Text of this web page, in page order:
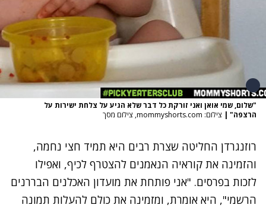
"שלום, שמי אואן ואני זורקת כל דבר שלא הגיע על צלחת ישירות על
הרצפה" | צילום: mommyshorts.com, צילום מסך
רוזנגרדן החליטה שצרת רבים היא תמיד חצי נחמה,
והזמינה את קוראיה הנאמנים להצטרף לכיף, ואפילו
לזכות בפרסים. "אני פותחת את מועדון האכלנים הבררנים
הרשמי", היא אומרת, ומזמינה את כולם להעלות תמונה